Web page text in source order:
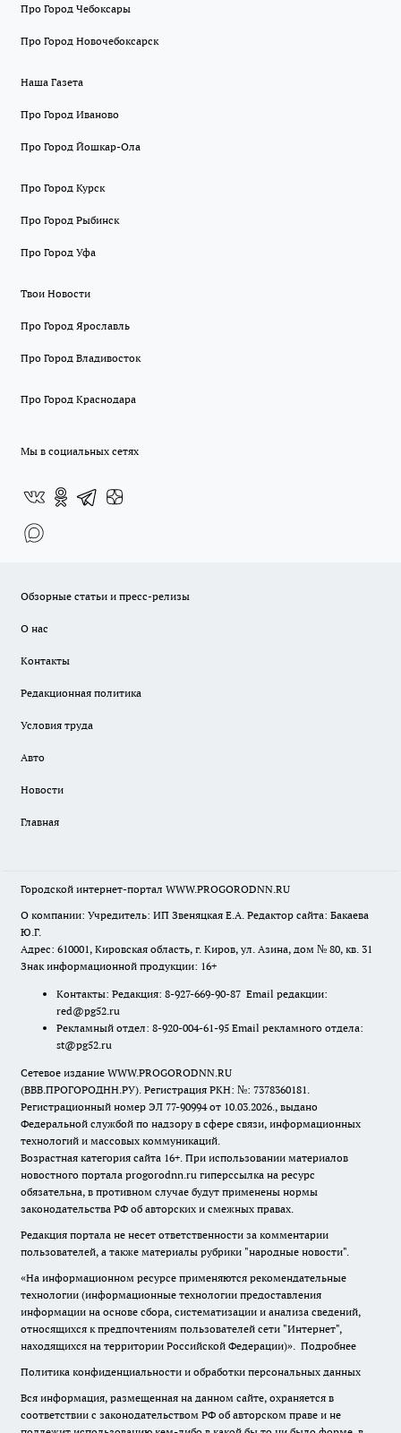
Про Город Чебоксары
Про Город Новочебоксарск
Наша Газета
Про Город Иваново
Про Город Йошкар-Ола
Про Город Курск
Про Город Рыбинск
Про Город Уфа
Твои Новости
Про Город Ярославль
Про Город Владивосток
Про Город Краснодара
Мы в социальных сетях
Обзорные статьи и пресс-релизы
О нас
Контакты
Редакционная политика
Условия труда
Авто
Новости
Главная
Городской интернет-портал WWW.PROGORODNN.RU
О компании: Учредитель: ИП Звеняцкая Е.А. Редактор сайта: Бакаева
Ю.Г.
Адрес: 610001, Кировская область, г. Киров, ул. Азина, дом № 80, кв. 31
Знак информационной продукции: 16+
Контакты: Редакция: 8-927-669-90-87 Email редакции:
red@pg52.ru
Рекламный отдел: 8-920-004-61-95 Email рекламного отдела:
st@pg52.ru
Сетевое издание WWW.PROGORODNN.RU
(ВВВ.ПРОГОРОДНН.РУ). Регистрация РКН: №: 7378360181.
Регистрационный номер ЭЛ 77-90994 от 10.03.2026., выдано
Федеральной службой по надзору в сфере связи, информационных
технологий и массовых коммуникаций.
Возрастная категория сайта 16+. При использовании материалов
новостного портала progorodnn.ru гиперссылка на ресурс
обязательна, в противном случае будут применены нормы
законодательства РФ об авторских и смежных правах.
Редакция портала не несет ответственности за комментарии
пользователей, а также материалы рубрики "народные новости".
«На информационном ресурсе применяются рекомендательные
технологии (информационные технологии предоставления
информации на основе сбора, систематизации и анализа сведений,
относящихся к предпочтениям пользователей сети "Интернет",
находящихся на территории Российской Федерации)». Подробнее
Политика конфиденциальности и обработки персональных данных
Вся информация, размещенная на данном сайте, охраняется в
соответствии с законодательством РФ об авторском праве и не